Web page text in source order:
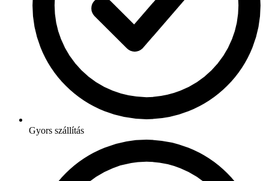
Gyors szállítás